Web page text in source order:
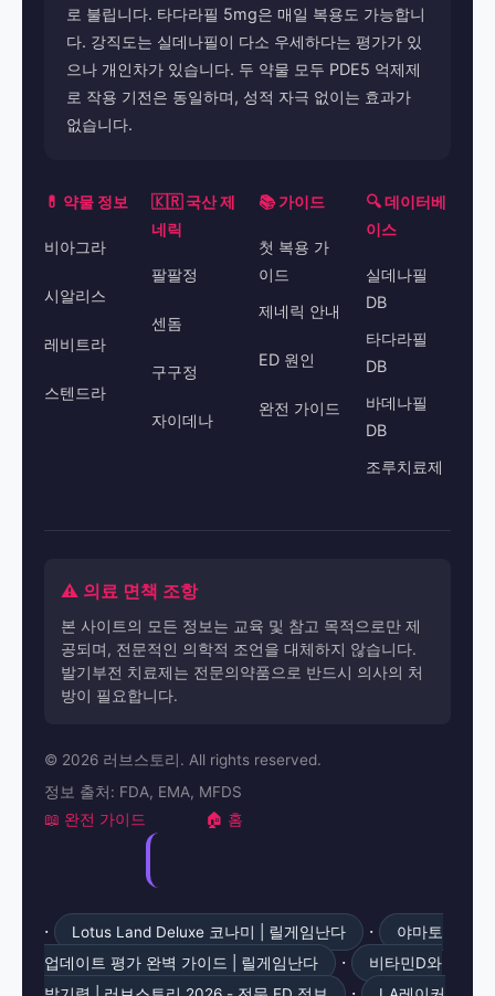
로 불립니다. 타다라필 5mg은 매일 복용도 가능합니
다. 강직도는 실데나필이 다소 우세하다는 평가가 있
으나 개인차가 있습니다. 두 약물 모두 PDE5 억제제
로 작용 기전은 동일하며, 성적 자극 없이는 효과가
없습니다.
💊 약물 정보
비아그라
시알리스
레비트라
스텐드라
🇰🇷 국산 제
네릭
팔팔정
센돔
구구정
자이데나
📚 가이드
첫 복용 가
이드
제네릭 안내
ED 원인
완전 가이드
🔍 데이터베
이스
실데나필
DB
타다라필
DB
바데나필
DB
조루치료제
⚠️ 의료 면책 조항
본 사이트의 모든 정보는 교육 및 참고 목적으로만 제
공되며, 전문적인 의학적 조언을 대체하지 않습니다.
발기부전 치료제는 전문의약품으로 반드시 의사의 처
방이 필요합니다.
© 2026 러브스토리. All rights reserved.
정보 출처: FDA, EMA, MFDS
📖 완전 가이드 🏠 홈
· Lotus Land Deluxe 코나미 | 릴게임난다 ·
야마토
업데이트 평가 완벽 가이드 | 릴게임난다
·
비타민D와